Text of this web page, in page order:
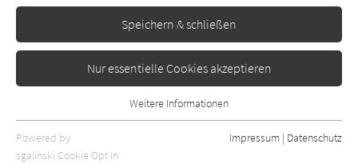
Speichern & schließen
Nur essentielle Cookies akzeptieren
Essentielle Cookies werden für grundlegende Funktionen der
Webseite benötigt. Dadurch ist gewährleistet, dass die Webseite
Weitere Informationen
Powered by
sgalinski Cookie Opt In
Impressum | Datenschutz